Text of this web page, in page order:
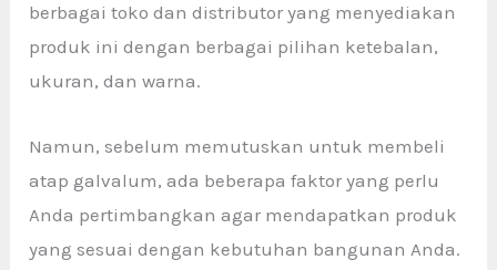
berbagai toko dan distributor yang menyediakan
produk ini dengan berbagai pilihan ketebalan,
ukuran, dan warna.
Namun, sebelum memutuskan untuk membeli
atap galvalum, ada beberapa faktor yang perlu
Anda pertimbangkan agar mendapatkan produk
yang sesuai dengan kebutuhan bangunan Anda.